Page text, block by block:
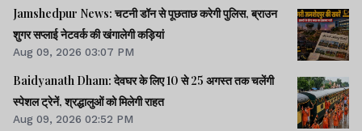
Jamshedpur News: चटनी डॉन से पूछताछ करेगी पुलिस, ब्राउन
शुगर सप्लाई नेटवर्क की खंगालेगी कड़ियां
Aug 09, 2026 03:07 PM
Baidyanath Dham: देवघर के लिए 10 से 25 अगस्त तक चलेंगी
स्पेशल ट्रेनें, श्रद्धालुओं को मिलेगी राहत
Aug 09, 2026 02:52 PM